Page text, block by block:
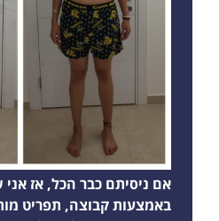
אם ניסיתם כבר הכל, אז
באמצעות קבוצה, תפריט